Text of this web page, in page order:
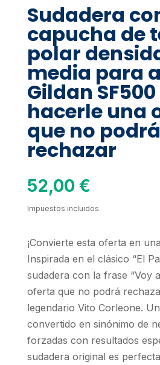
Sudadera
capucha de
polar
media para
Gildan
hacerle una
que no podrá
rechazar
52,00 €
Impuestos incluidos.
¡Convierte esta oferta en
Inspirada en el clásico “El
sudadera con la frase “Voy
oferta que no podrá
legendario Vito Corleone.
convertido en sinónimo de
forzadas con resultados
sudadera original es